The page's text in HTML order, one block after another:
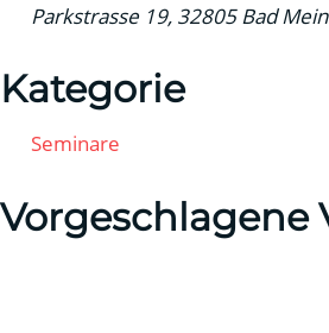
Parkstrasse 19, 32805 Bad
Kategorie
Seminare
Vorgeschlagene